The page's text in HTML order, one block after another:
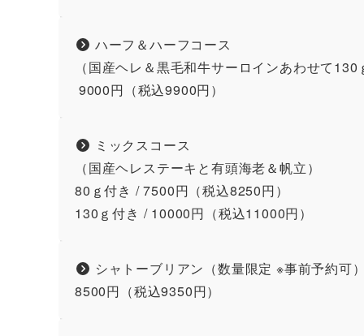
ハーフ＆ハーフコース
（国産ヘレ＆黒毛和牛サーロインあわせて130
9000円（税込9900円）
ミックスコース
（国産ヘレステーキと有頭海老＆帆立）
80ｇ付き / 7500円（税込8250円）
130ｇ付き / 10000円（税込11000円）
シャトーブリアン（数量限定 ※事前予約可
8500円（税込9350円）